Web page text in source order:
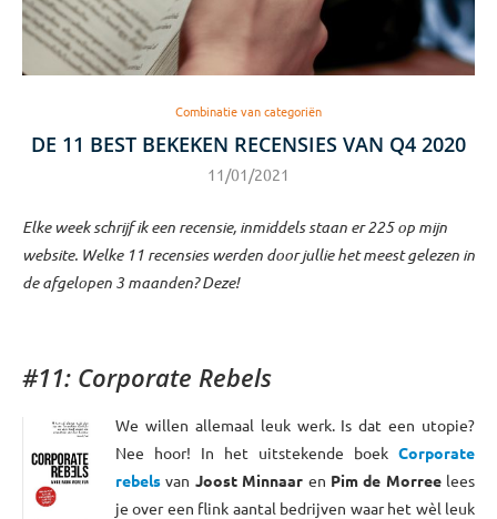
Combinatie van categoriën
DE 11 BEST BEKEKEN RECENSIES VAN Q4 2020
11/01/2021
Elke week schrijf ik een recensie, inmiddels staan er 225 op mijn
website. Welke 11 recensies werden door jullie het meest gelezen in
de afgelopen 3 maanden? Deze!
#11: Corporate Rebels
We willen allemaal leuk werk. Is dat een utopie?
Nee hoor! In het uitstekende boek Corporate
rebels van Joost Minnaar en Pim de Morreelees
je over een flink aantal bedrijven waar het wèl leuk